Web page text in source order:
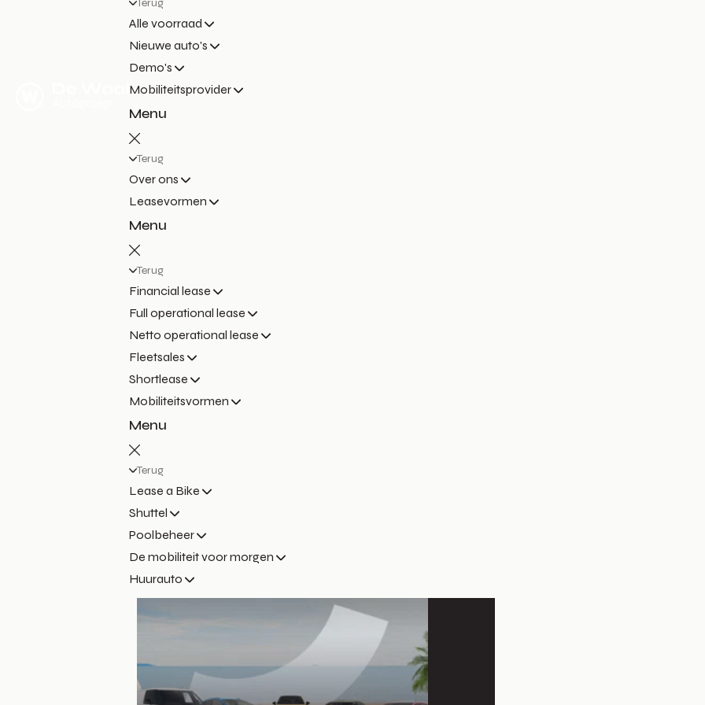
Terug
Alle voorraad
Nieuwe auto's
Demo's
Mobiliteitsprovider
Menu
Terug
Over ons
Leasevormen
Menu
Terug
Financial lease
Full operational lease
Netto operational lease
Fleetsales
Shortlease
Mobiliteitsvormen
Menu
Terug
Lease a Bike
Shuttel
Poolbeheer
De mobiliteit voor morgen
Huurauto